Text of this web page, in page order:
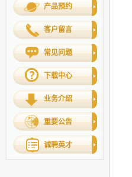
产品预约
客户留言
常见问题
下载中心
业务介绍
重要公告
诚聘英才